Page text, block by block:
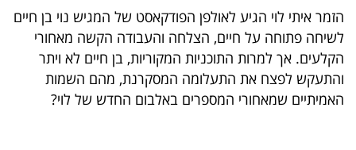
עסקי
ספורט
קריירה
הזמר איתי לוי הגיע לאולפן הפודקאסט של המגיש נוי בן חיים
לשיחה פתוחה על חיים, הצלחה והעבודה הקשה מאחורי
הקלעים. אך למרות התוכניות המקוריות, בן חיים לא ויתר
והתעקש לפצח את התעלומה המסקרנת, מהם השמות
האמיתיים שמאחורי המספרים באלבום החדש של לוי?